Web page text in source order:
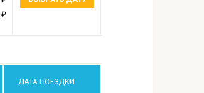
ДАТА ПОЕЗДКИ